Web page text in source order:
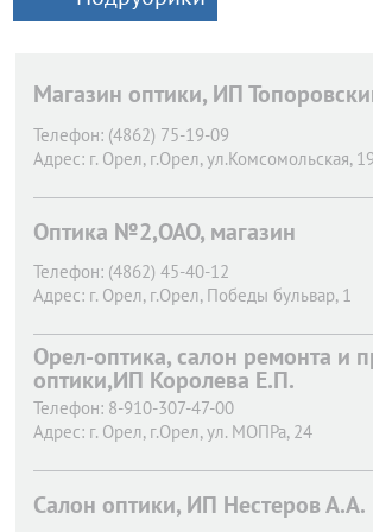
Магазин оптики, ИП
Телефон: (4862) 75-19-09
Адрес: г. Орел, г.Орел, ул.Комсомольская,
Оптика №2,ОАО, магазин
Телефон: (4862) 45-40-12
Адрес: г. Орел, г.Орел, Победы бульвар, 1
Орел-оптика, салон ремонта и
оптики,ИП Королева Е.П.
Телефон: 8-910-307-47-00
Адрес: г. Орел, г.Орел, ул. МОПРа, 24
Салон оптики, ИП Нестеров А.А.